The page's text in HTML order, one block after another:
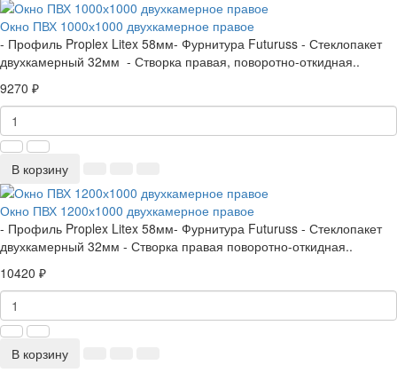
Окно ПВХ 1000х1000 двухкамерное правое
- Профиль Proplex Litex 58мм- Фурнитура Futuruss - Стеклопакет
двухкамерный 32мм - Створка правая, поворотно-откидная..
9270 ₽
В корзину
Окно ПВХ 1200х1000 двухкамерное правое
- Профиль Proplex Litex 58мм- Фурнитура Futuruss - Стеклопакет
двухкамерный 32мм - Створка правая поворотно-откидная..
10420 ₽
В корзину